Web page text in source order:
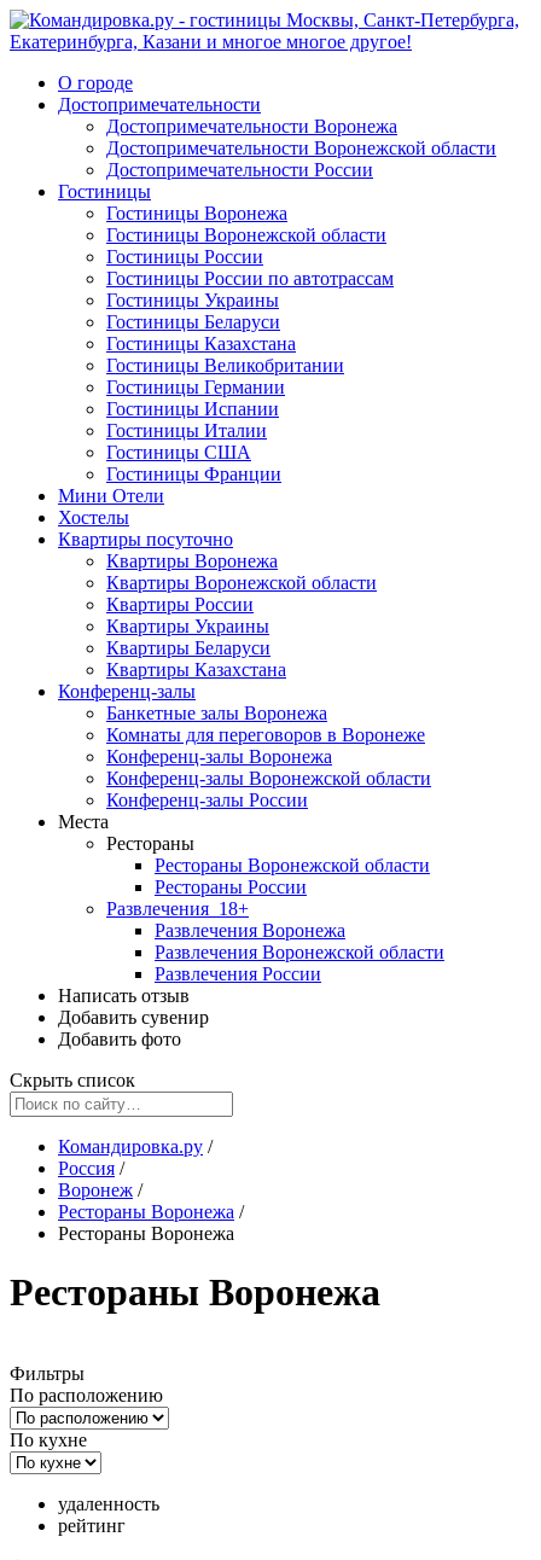
О городе
Достопримечательности
Достопримечательности Воронежа
Достопримечательности Воронежской области
Достопримечательности России
Гостиницы
Гостиницы Воронежа
Гостиницы Воронежской области
Гостиницы России
Гостиницы России по автотрассам
Гостиницы Украины
Гостиницы Беларуси
Гостиницы Казахстана
Гостиницы Великобритании
Гостиницы Германии
Гостиницы Испании
Гостиницы Италии
Гостиницы США
Гостиницы Франции
Мини Отели
Хостелы
Квартиры посуточно
Квартиры Воронежа
Квартиры Воронежской области
Квартиры России
Квартиры Украины
Квартиры Беларуси
Квартиры Казахстана
Конференц-залы
Банкетные залы Воронежа
Комнаты для переговоров в Воронеже
Конференц-залы Воронежа
Конференц-залы Воронежской области
Конференц-залы России
Места
Рестораны
Рестораны Воронежской области
Рестораны России
Развлечения 18+
Развлечения Воронежа
Развлечения Воронежской области
Развлечения России
Написать отзыв
Добавить сувенир
Добавить фото
Скрыть список
Командировка.ру /
Россия /
Воронеж /
Рестораны Воронежа /
Рестораны Воронежа
Рестораны Воронежа
Фильтры
По расположению
По кухне
удаленность
рейтинг